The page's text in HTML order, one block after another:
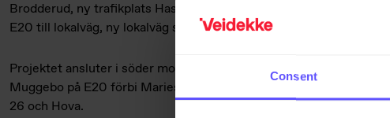
Consent
Brodderud, ny trafikplats Hasslerör i korsningen E20/väg 26,
E20 till lokalväg, ny lokalväg samt om- och nybyggnation av
Projektet ansluter i söder mot Veidekkes pågående entreprenad,
Muggebo på E20 förbi Mariestad, och sträcker sig fram till
26 och Hova.